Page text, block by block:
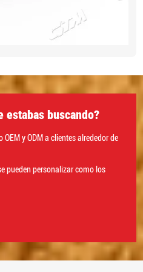
estabas buscando?
y ODM a clientes alrededor de
pueden personalizar como los